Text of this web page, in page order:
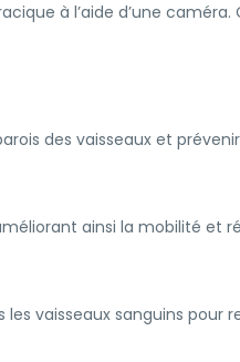
à l’aide d’une
des vaisseaux et
ainsi la mobilité et
vaisseaux sanguins pour